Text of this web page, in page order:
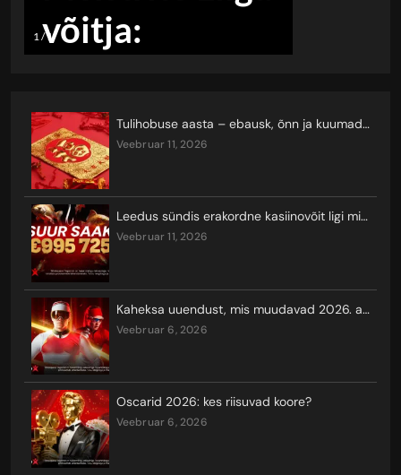
Tulihobuse aasta – ebausk, õnn ja kuumad keerutused
veebruar 11, 2026
Leedus sündis erakordne kasiinovõit ligi miljoni euro eest
veebruar 11, 2026
Kaheksa uuendust, mis muudavad 2026. aasta taliolümpiamängude vaatamist ja seal võistlemist
veebruar 6, 2026
Oscarid 2026: kes riisuvad koore?
veebruar 6, 2026